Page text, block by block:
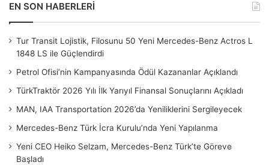
EN SON HABERLERİ
Tur Transit Lojistik, Filosunu 50 Yeni Mercedes-Benz Actros L
1848 LS ile Güçlendirdi
Petrol Ofisi’nin Kampanyasında Ödül Kazananlar Açıklandı
TürkTraktör 2026 Yılı İlk Yarıyıl Finansal Sonuçlarını Açıkladı
MAN, IAA Transportation 2026’da Yeniliklerini Sergileyecek
Mercedes-Benz Türk İcra Kurulu’nda Yeni Yapılanma
Yeni CEO Heiko Selzam, Mercedes-Benz Türk’te Göreve
Başladı